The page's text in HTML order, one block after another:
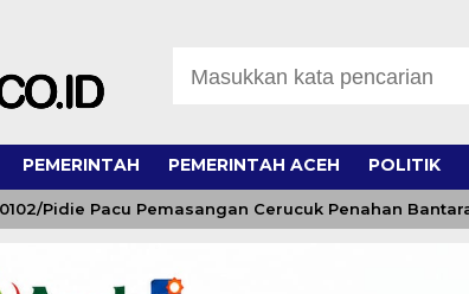
PEMERINTAH PEMERINTAH ACEH POLITIK
Pacu Pemasangan Cerucuk Penahan Bantaran Jalan